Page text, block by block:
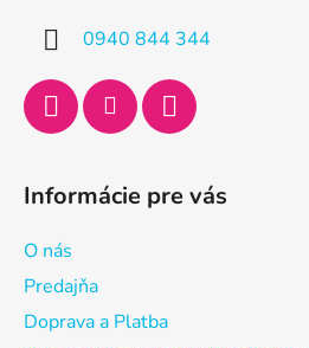
0940 844 344
Informácie pre vás
O nás
Predajňa
Doprava a Platba